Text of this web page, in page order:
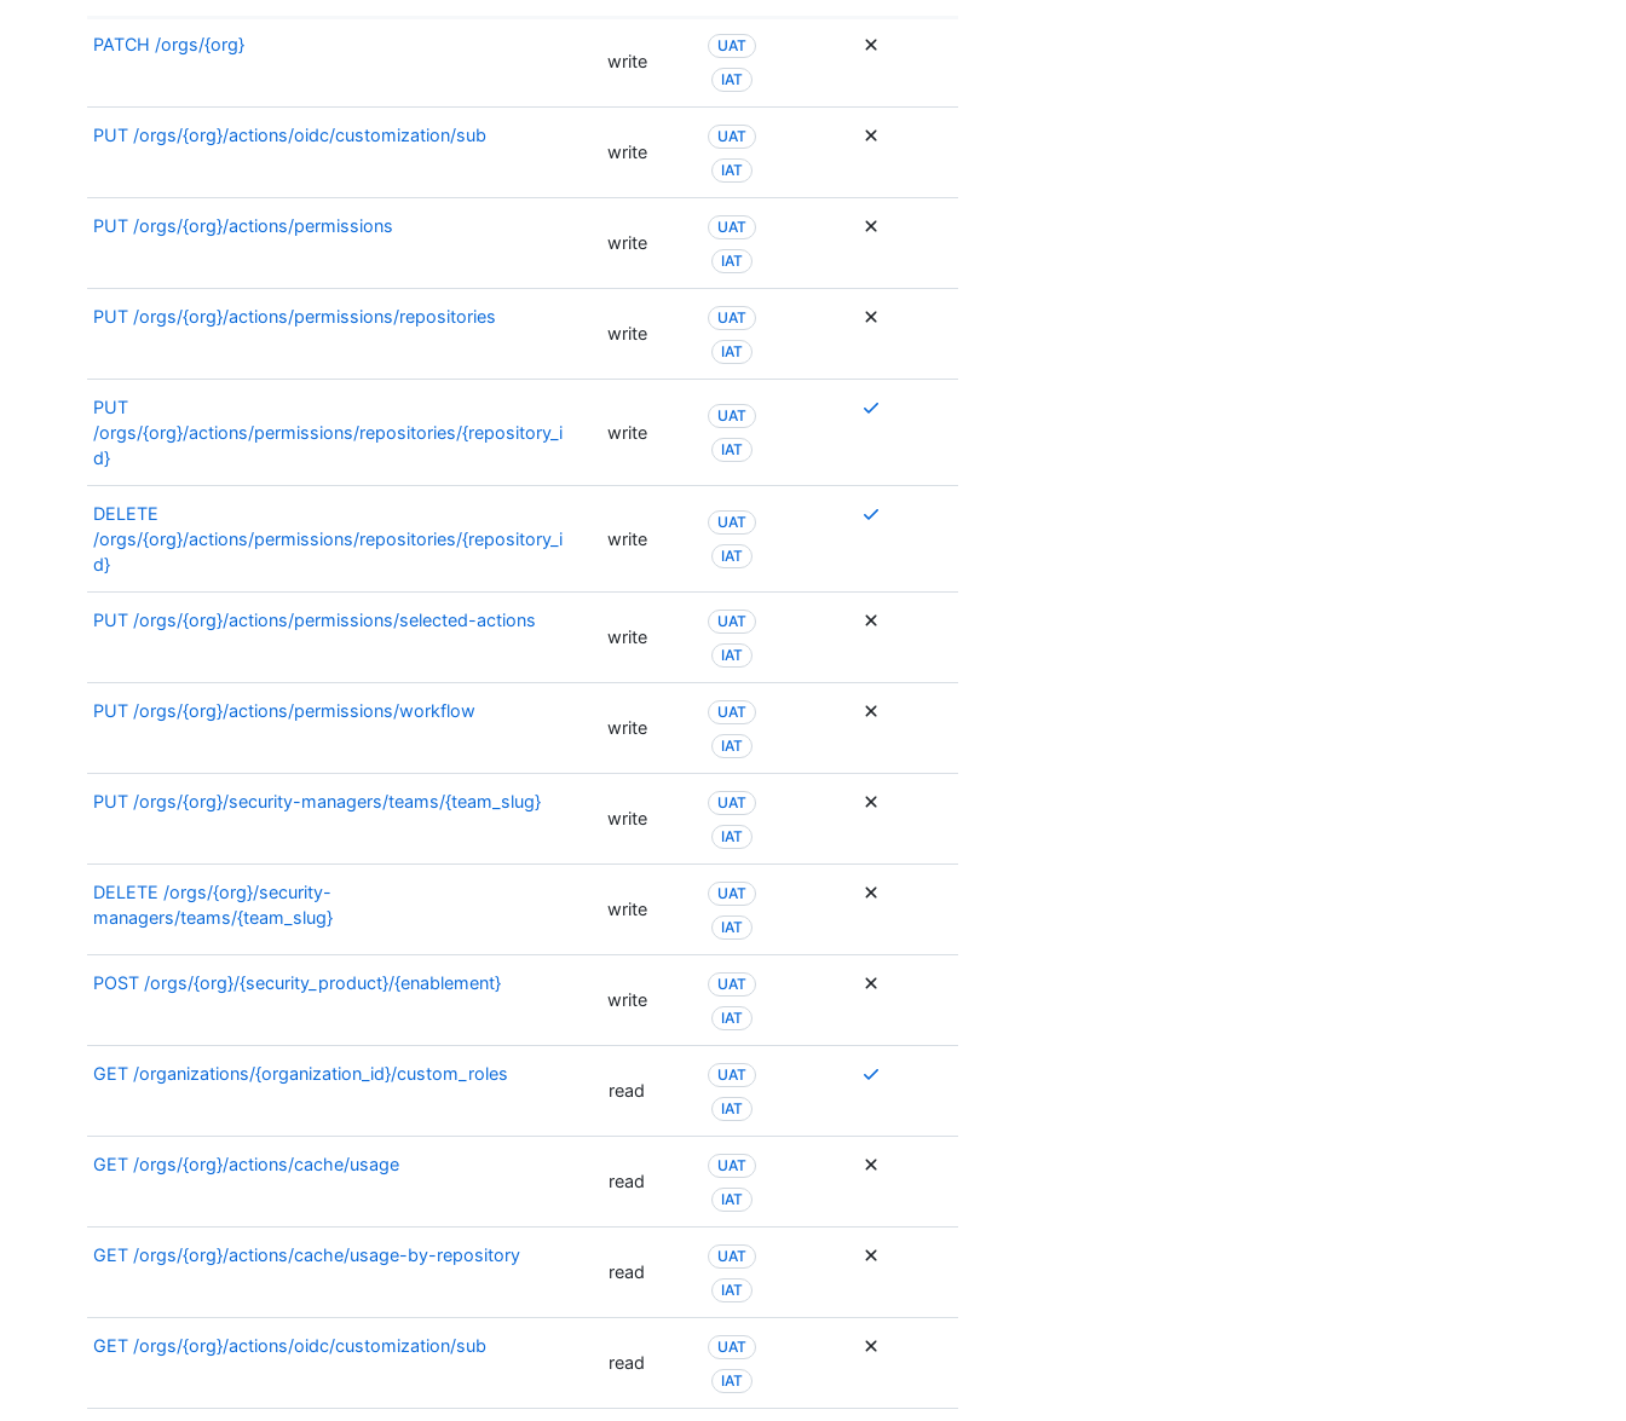
PATCH /orgs/{org}
write
UAT
IAT
PUT /orgs/{org}/actions/oidc/customization/sub
write
UAT
IAT
PUT /orgs/{org}/actions/permissions
write
UAT
IAT
PUT /orgs/{org}/actions/permissions/repositories
write
UAT
IAT
PUT
/orgs/{org}/actions/permissions/repositories/{repository_i
d}
write
UAT
IAT
ア
要
の
が
れ
ま
DELETE
/orgs/{org}/actions/permissions/repositories/{repository_i
d}
write
UAT
IAT
ア
許
合
セ
さ
合
PUT /orgs/{org}/actions/permissions/selected-actions
write
UAT
IAT
PUT /orgs/{org}/actions/permissions/workflow
write
UAT
IAT
PUT /orgs/{org}/security-managers/teams/{team_slug}
write
UAT
IAT
DELETE /orgs/{org}/security-
managers/teams/{team_slug}
write
UAT
IAT
POST /orgs/{org}/{security_product}/{enablement}
write
UAT
IAT
GET /organizations/{organization_id}/custom_roles
read
UAT
IAT
ス
GET /orgs/{org}/actions/cache/usage
read
UAT
IAT
GET /orgs/{org}/actions/cache/usage-by-repository
read
UAT
IAT
GET /orgs/{org}/actions/oidc/customization/sub
read
UAT
IAT